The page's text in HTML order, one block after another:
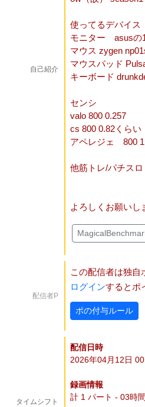
自己紹介
使ってるデバイス
モニター asusの
マウス zygen
マウスパッド
キーボード
センシ
valo 800 0.257
cs 800 0.82くらい
アペレジェ 800
他筋トレ/パチスロ
よろしくお願いし
配信者P
この配信者は独自
ログインするとポ
ポの付与ルール
タイムシフト
配信日時
2026年04月12日
録画情報
計 1 パート - 03時